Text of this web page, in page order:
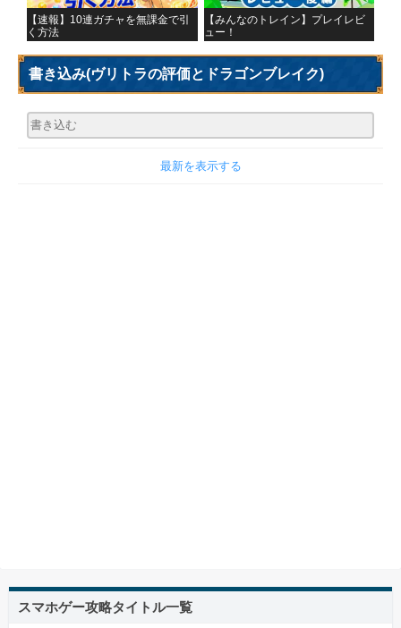
【速報】10連ガチャを無課金で引
く方法
【みんなのトレイン】プレイレビ
ュー！
書き込み(ヴリトラの評価とドラゴンブレイク)
最新を表示する
スマホゲー攻略タイトル一覧